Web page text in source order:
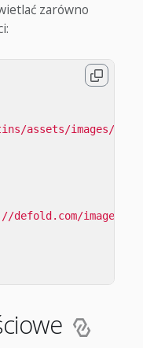
zarówno
assets/images/logo/
defold.com/images/